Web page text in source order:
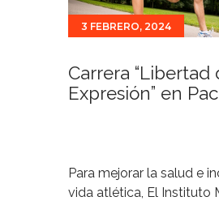
Para ti
Contacto
3 FEBRERO, 2024
Carrera “Libertad
Expresión” en
Para mejorar la salud e
vida atlética, El Instituto